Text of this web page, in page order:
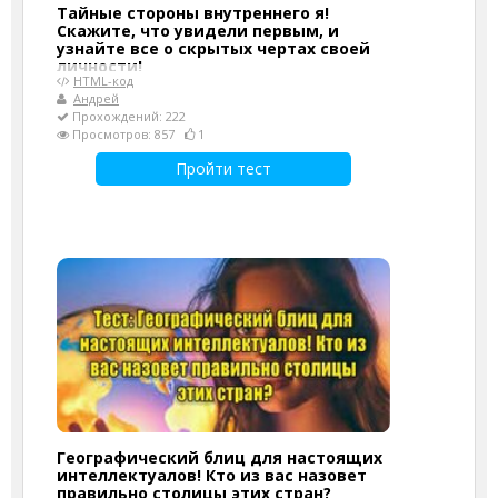
Тайные стороны внутреннего я!
Скажите, что увидели первым, и
узнайте все о скрытых чертах своей
личности!
HTML-код
Андрей
Прохождений: 222
Просмотров: 857
1
Пройти тест
Географический блиц для настоящих
интеллектуалов! Кто из вас назовет
правильно столицы этих стран?